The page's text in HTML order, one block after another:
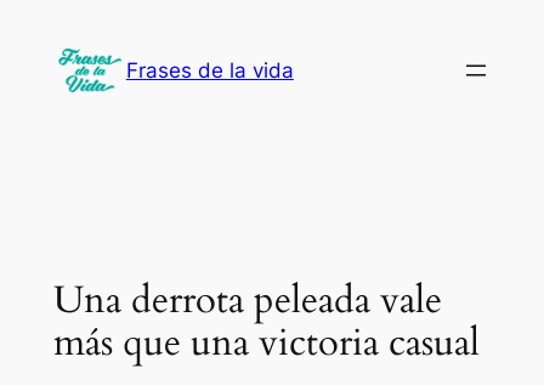
contenido
Frases de la vida
Una derrota peleada vale
más que una victoria casual